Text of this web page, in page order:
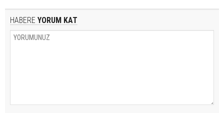
HABERE YORUM KAT